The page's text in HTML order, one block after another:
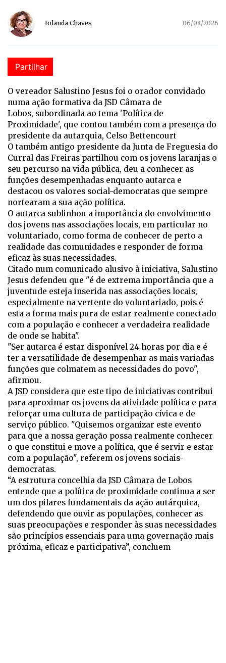
Iolanda Chaves 06/08/2026
Partilhar
O vereador Salustino Jesus foi o orador convidado
numa ação formativa da JSD Câmara de
Lobos, subordinada ao tema 'Política de
Proximidade', que contou também com a presença do
presidente da autarquia, Celso Bettencourt
O também antigo presidente da Junta de Freguesia do
Curral das Freiras partilhou com os jovens laranjas o
seu percurso na vida pública, deu a conhecer as
funções desempenhadas enquanto autarca e
destacou os valores social-democratas que sempre
nortearam a sua ação política.
O autarca sublinhou a importância do envolvimento
dos jovens nas associações locais, em particular no
voluntariado, como forma de conhecer de perto a
realidade das comunidades e responder de forma
eficaz às suas necessidades.
Citado num comunicado alusivo à iniciativa, Salustino
Jesus defendeu que "é de extrema importância que a
juventude esteja inserida nas associações locais,
especialmente na vertente do voluntariado, pois é
esta a forma mais pura de estar realmente conectado
com a população e conhecer a verdadeira realidade
de onde se habita".
"Ser autarca é estar disponível 24 horas por dia e é
ter a versatilidade de desempenhar as mais variadas
funções que colmatem as necessidades do povo",
afirmou.
A JSD considera que este tipo de iniciativas contribui
para aproximar os jovens da atividade política e para
reforçar uma cultura de participação cívica e de
serviço público. "Quisemos organizar este evento
para que a nossa geração possa realmente conhecer
o que constitui e move a política, que é servir e estar
com a população", referem os jovens sociais-
democratas.
“A estrutura concelhia da JSD Câmara de Lobos
entende que a política de proximidade continua a ser
um dos pilares fundamentais da ação autárquica,
defendendo que ouvir as populações, conhecer as
suas preocupações e responder às suas necessidades
são princípios essenciais para uma governação mais
próxima, eficaz e participativa”, concluem